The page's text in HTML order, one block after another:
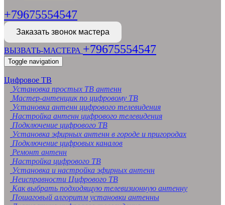
+79675554547
Заказать звонок мастера
ВЫЗВАТЬ-МАСТЕРА +79675554547
Toggle navigation
Цифровое ТВ
Установка простых ТВ антенн
Мастер-антенщик по цифровому ТВ
Установка антенн цифрового телевидения
Настройка антенн цифрового телевидения
Подключение цифрового ТВ
Установка эфирных антенн в городе и пригородах
Подключение цифровых каналов
Ремонт антенн
Настройка цифрового ТВ
Установка и настройка эфирных антенн
Неисправности Цифрового ТВ
Как выбрать подходящую телевизионную антенну
Пошаговый алгоритм установки антенны